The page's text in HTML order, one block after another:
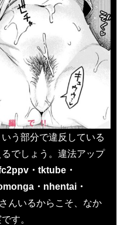
う部分で違反している
でしょう。違法アップ
・tktube・
・nhentai・
んいるからこそ、なか
す。